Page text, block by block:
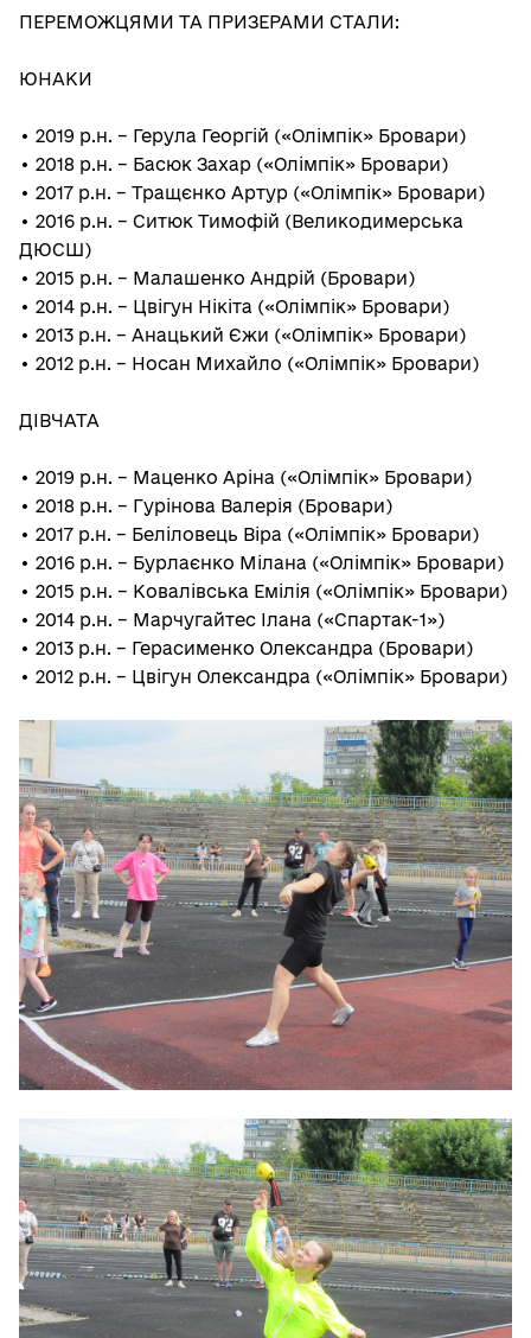
ПЕРЕМОЖЦЯМИ ТА ПРИЗЕРАМИ СТАЛИ:
ЮНАКИ
• 2019 р.н. – Герула Георгій («Олімпік» Бровари)
• 2018 р.н. – Басюк Захар («Олімпік» Бровари)
• 2017 р.н. – Тращєнко Артур («Олімпік» Бровари)
• 2016 р.н. – Ситюк Тимофій (Великодимерська
ДЮСШ)
• 2015 р.н. – Малашенко Андрій (Бровари)
• 2014 р.н. – Цвігун Нікіта («Олімпік» Бровари)
• 2013 р.н. – Анацький Єжи («Олімпік» Бровари)
• 2012 р.н. – Носан Михайло («Олімпік» Бровари)
ДІВЧАТА
• 2019 р.н. – Маценко Аріна («Олімпік» Бровари)
• 2018 р.н. – Гурінова Валерія (Бровари)
• 2017 р.н. – Беліловець Віра («Олімпік» Бровари)
• 2016 р.н. – Бурлаєнко Мілана («Олімпік» Бровари)
• 2015 р.н. – Ковалівська Емілія («Олімпік» Бровари)
• 2014 р.н. – Марчугайтес Ілана («Спартак-1»)
• 2013 р.н. – Герасименко Олександра (Бровари)
• 2012 р.н. – Цвігун Олександра («Олімпік» Бровари)